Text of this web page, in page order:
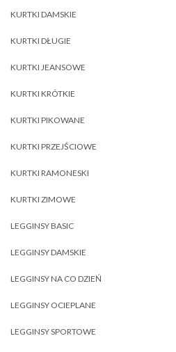
KURTKI DAMSKIE
KURTKI DŁUGIE
KURTKI JEANSOWE
KURTKI KRÓTKIE
KURTKI PIKOWANE
KURTKI PRZEJŚCIOWE
KURTKI RAMONESKI
KURTKI ZIMOWE
LEGGINSY BASIC
LEGGINSY DAMSKIE
LEGGINSY NA CO DZIEŃ
LEGGINSY OCIEPLANE
LEGGINSY SPORTOWE